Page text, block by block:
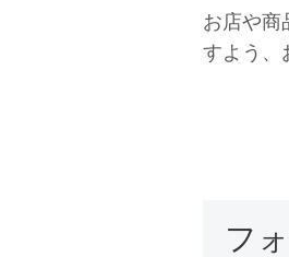
お店や商
すよう、
フ